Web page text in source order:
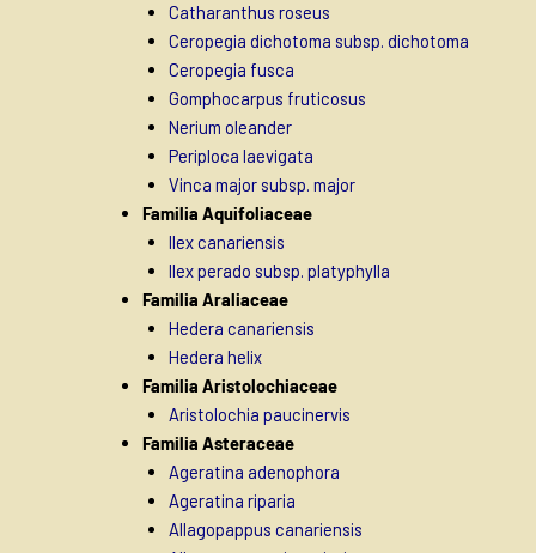
Catharanthus roseus
Ceropegia dichotoma subsp. dichotoma
Ceropegia fusca
Gomphocarpus fruticosus
Nerium oleander
Periploca laevigata
Vinca major subsp. major
Familia Aquifoliaceae
Ilex canariensis
Ilex perado subsp. platyphylla
Familia Araliaceae
Hedera canariensis
Hedera helix
Familia Aristolochiaceae
Aristolochia paucinervis
Familia Asteraceae
Ageratina adenophora
Ageratina riparia
Allagopappus canariensis